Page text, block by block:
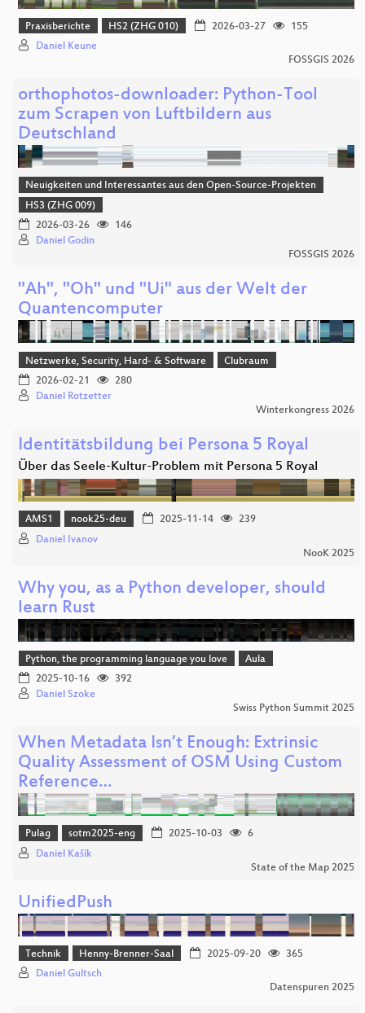
Praxisberichte HS2 (ZHG 010) 2026-03-27
155
Daniel Keune
FOSSGIS 2026
orthophotos-downloader: Python-Tool
zum Scrapen von Luftbildern aus
Deutschland
Neuigkeiten und Interessantes aus den Open-Source-Projekten
HS3 (ZHG 009)
2026-03-26
146
Daniel Godin
FOSSGIS 2026
"Ah", "Oh" und "Ui" aus der Welt der
Quantencomputer
Netzwerke, Security, Hard- & Software
Clubraum
2026-02-21
280
Daniel Rotzetter
Winterkongress 2026
Identitätsbildung bei Persona 5 Royal
Über das Seele-Kultur-Problem mit Persona 5 Royal
AMS1 nook25-deu 2025-11-14
239
Daniel Ivanov
NooK 2025
Why you, as a Python developer, should
learn Rust
Python, the programming language you love
Aula
2025-10-16
392
Daniel Szoke
Swiss Python Summit 2025
When Metadata Isn’t Enough: Extrinsic
Quality Assessment of OSM Using Custom
Reference…
Pulag sotm2025-eng 2025-10-03
6
Daniel Kašík
State of the Map 2025
UnifiedPush
Technik Henny-Brenner-Saal 2025-09-20
365
Daniel Gultsch
Datenspuren 2025